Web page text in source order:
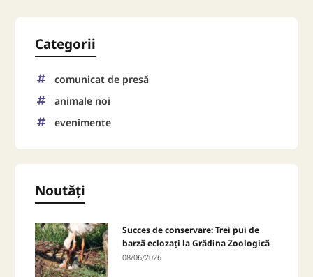
Categorii
comunicat de presă
animale noi
evenimente
Noutăți
Succes de conservare: Trei pui de
barză eclozați la Grădina Zoologică
08/06/2026